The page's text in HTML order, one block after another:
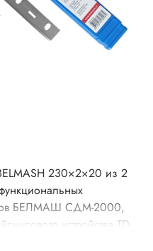
230×2×20 из 2
БЕЛМАШ СДМ-2000,
устройства TD-
строгальному валу с